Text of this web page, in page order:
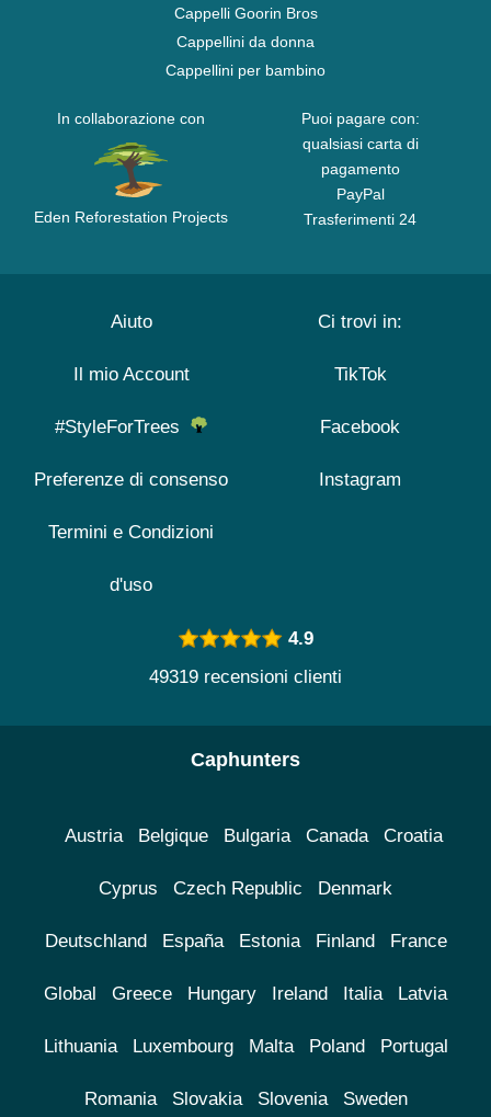
Cappelli Goorin Bros
Cappellini da donna
Cappellini per bambino
In collaborazione con
Eden Reforestation Projects
Puoi pagare con:
qualsiasi carta di
pagamento
PayPal
Trasferimenti 24
Aiuto
Il mio Account
#StyleForTrees
Preferenze di consenso
Termini e Condizioni
d'uso
Ci trovi in:
TikTok
Facebook
Instagram
4.9
49319 recensioni clienti
Caphunters
Austria Belgique Bulgaria Canada Croatia
Cyprus Czech Republic Denmark
Deutschland España Estonia Finland France
Global Greece Hungary Ireland Italia Latvia
Lithuania Luxembourg Malta Poland Portugal
Romania Slovakia Slovenia Sweden